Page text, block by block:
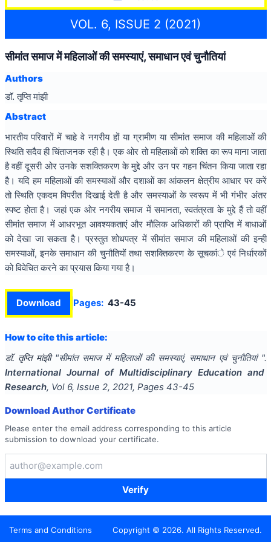
VOL. 6, ISSUE 2 (2021)
सीमांत समाज में महिलाओं की समस्याएं, समाधान एवं चुनौतियां
Authors
डाॅ. तृप्ति मांझी
Abstract
भारतीय परिवारों में चाहे वे नगरीय हों या ग्रामीण या सीमांत समाज की महिलाओं की
स्थिति सदैव ही चिंताजनक रही है। एक ओर तो महिलाओं को शक्ति का रूप माना जाता
है वहीं दूसरी ओर उनके सशक्तिकरण के मुद्दे और उन पर गहन चिंतन किया जाता रहा
है। यदि हम महिलाओं की समस्याओं और दशाओं का आंकलन क्षेत्रीय आधार पर करें
तो स्थिति एकदम विपरीत दिखाई देती है और समस्याओं के स्वरूप में भी गंभीर अंतर
स्पष्ट होता है। जहां एक ओर नगरीय समाज में समानता, स्वतंत्रता के मुद्दे हैं तो वहीं
सीमांत समाज में आधरभूत आवश्यकताएं और मौलिक अधिकारों की प्राप्ति में बाधाओं
को देखा जा सकता है। प्रस्तुत शोधपत्र में सीमांत समाज की महिलाओं की इन्ही
समस्याओं, इनके समाधान की चुनौतियों तथा सशक्तिकरण के सूचकांे एवं निर्धारकों
को विवेचित करने का प्रयास किया गया है।
Download Pages: 43-45
How to cite this article:
डाॅ. तृप्ति मांझी "सीमांत समाज में महिलाओं की समस्याएं, समाधान एवं चुनौतियां ".
International Journal of Multidisciplinary Education and
Research, Vol 6, Issue 2, 2021, Pages 43-45
Download Author Certificate
Please enter the email address corresponding to this article
submission to download your certificate.
Verify
Terms and Conditions Copyright © 2026. All Rights Reserved.